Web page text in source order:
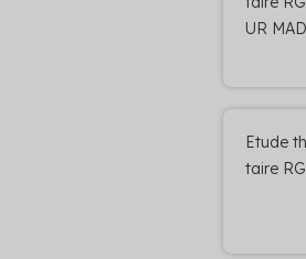
UR MAD
Etude
taire